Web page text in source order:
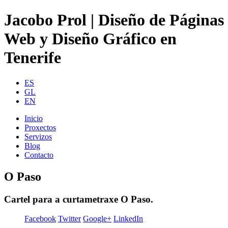
Jacobo Prol | Diseño de Páginas
Web y Diseño Gráfico en
Tenerife
ES
GL
EN
Inicio
Proxectos
Servizos
Blog
Contacto
O Paso
Cartel para a curtametraxe O Paso.
Facebook Twitter Google+ LinkedIn